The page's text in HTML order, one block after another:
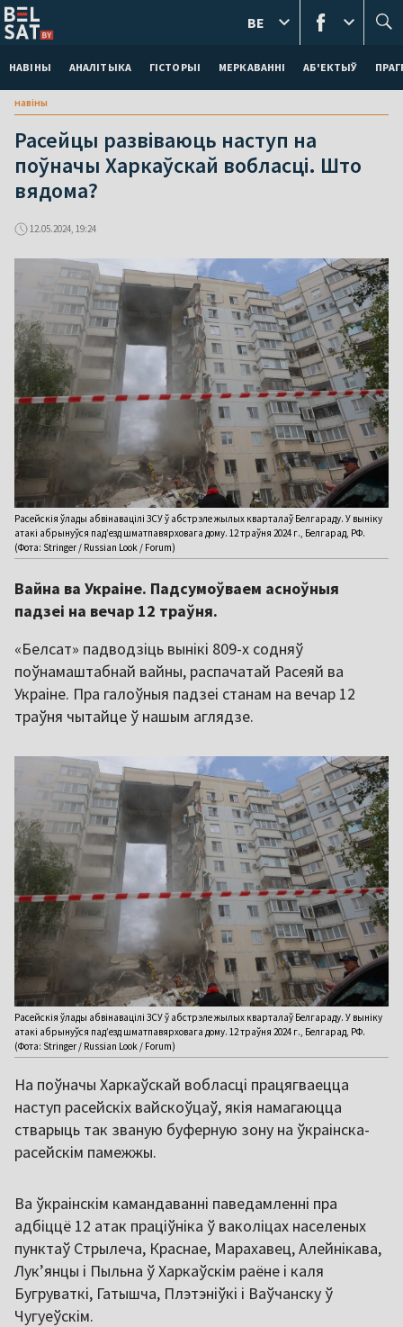
НАВІНЫ АНАЛІТЫКА ГІСТОРЫІ МЕРКАВАННI АБ'ЕКТЫЎ
BE
навіны
Расейцы развіваюць наступ на
поўначы Харкаўскай вобласці. Што
вядома?
12.05.2024, 19:24
Расейскія ўлады абвінавацілі ЗСУ ў абстрэле жылых кварталаў Белгараду. У выніку
атакі абрынуўся пад’езд шматпавярховага дому. 12 траўня 2024 г., Белгарад, РФ.
(Фота: Stringer / Russian Look / Forum)
Вайна ва Украіне. Падсумоўваем асноўныя
падзеі на вечар 12 траўня.
«Белсат» падводзіць вынікі 809-х содняў
поўнамаштабнай вайны, распачатай Расеяй ва
Украіне. Пра галоўныя падзеі станам на вечар 12
траўня чытайце ў нашым аглядзе.
Расейскія ўлады абвінавацілі ЗСУ ў абстрэле жылых кварталаў Белгараду. У выніку
атакі абрынуўся пад’езд шматпавярховага дому. 12 траўня 2024 г., Белгарад, РФ.
(Фота: Stringer / Russian Look / Forum)
На поўначы Харкаўскай вобласці працягваецца
наступ расейскіх вайскоўцаў, якія намагаюцца
стварыць так званую буферную зону на ўкраінска-
расейскім памежжы.
Ва ўкраінскім камандаванні паведамленні пра
адбіццё 12 атак праціўніка ў ваколіцах населеных
пунктаў Стрылеча, Краснае, Марахавец, Алейнікава,
Лук’янцы і Пыльна ў Харкаўскім раёне і каля
Бугруваткі, Гатышча, Плэтэніўкі і Ваўчанску ў
Чугуеўскім.